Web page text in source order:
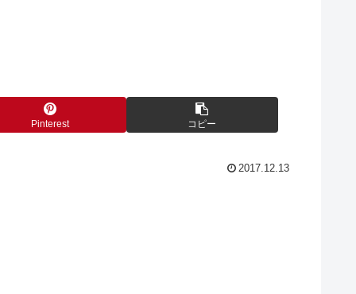
Pinterest コピー
2017.12.13